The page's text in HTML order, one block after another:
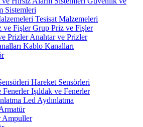
Sistemleri
Tesisat Malzemeleri
Grup Priz ve Fişler
Anahtar ve Prizler
Kablo Kanalları
Hareket Sensörleri
Işıldak ve Fenerler
Led Aydınlatma
Ampuller